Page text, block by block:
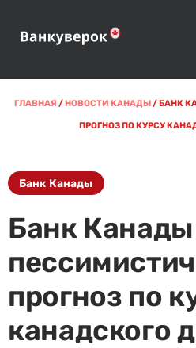
ГЛАВНАЯ /НОВОСТИ КАНАДЫ/БАНК
ПРОГНОЗ ПО КУРСУ
Банк Канады
Банк
прогноз по
канадского